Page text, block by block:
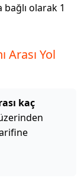
olarak 1
Arası Yol
kaç